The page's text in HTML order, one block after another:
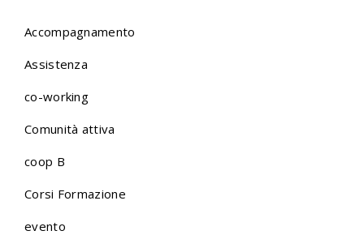
Accompagnamento
Assistenza
co-working
Comunità attiva
coop B
Corsi Formazione
evento